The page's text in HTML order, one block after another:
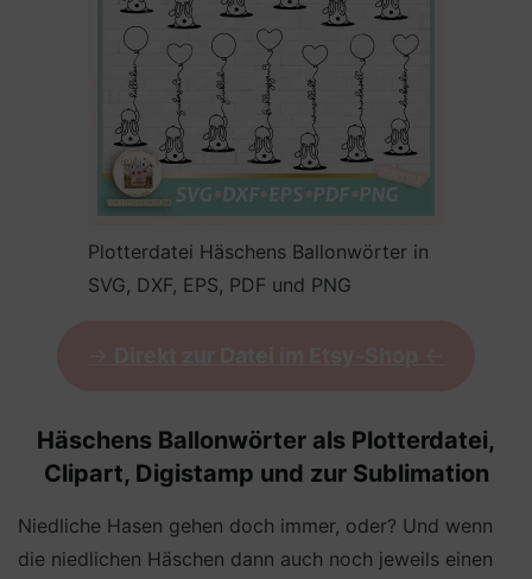
Plotterdatei Häschens Ballonwörter in
SVG, DXF, EPS, PDF und PNG
Häschens Ballonwörter als Plotterdatei,
Clipart, Digistamp und zur Sublimation
Niedliche Hasen gehen doch immer, oder? Und wenn
die niedlichen Häschen dann auch noch jeweils einen